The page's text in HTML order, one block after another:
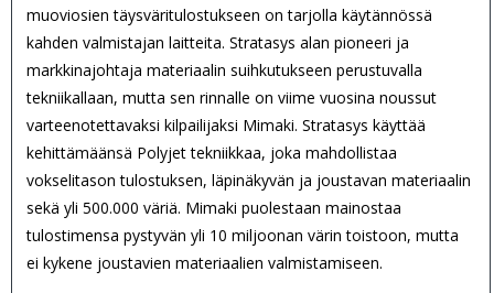
muoviosien täysväritulostukseen on tarjolla käytännössä
kahden valmistajan laitteita. Stratasys alan pioneeri ja
markkinajohtaja materiaalin suihkutukseen perustuvalla
tekniikallaan, mutta sen rinnalle on viime vuosina noussut
varteenotettavaksi kilpailijaksi Mimaki. Stratasys käyttää
kehittämäänsä Polyjet tekniikkaa, joka mahdollistaa
vokselitason tulostuksen, läpinäkyvän ja joustavan materiaalin
sekä yli 500.000 väriä. Mimaki puolestaan mainostaa
tulostimensa pystyvän yli 10 miljoonan värin toistoon, mutta
ei kykene joustavien materiaalien valmistamiseen.